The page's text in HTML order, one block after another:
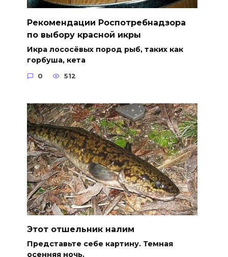
Рекомендации Роспотребнадзора
по выбору красной икры
Икра лососёвых пород рыб, таких как
горбуша, кета
0 512
Этот отшельник налим
Представьте себе картину. Темная
осенняя ночь.